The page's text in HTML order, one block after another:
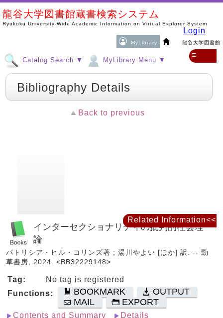
龍谷大学図書館蔵書検索システム
Ryukoku University-Wide Academic Information on Virtual Explorer System
MyLibrary 龍谷大学図書館
Login
Catalog Search ▼ MyLibrary Menu ▼
≡
Bibliography Details
Back to previous
インターセクショナリティの批判的社会理
論
パトリシア・ヒル・コリンズ著 ; 湯川やよい [ほか] 訳. -- 勁
草書房, 2024. <BB32229148>
Tag:
No tag is registered
Functions:
BOOKMARK
OUTPUT
MAIL
EXPORT
Contents and Summary Details
Related Information<<